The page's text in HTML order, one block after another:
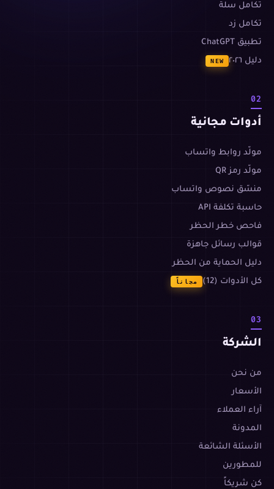
تكامل سلة
تكامل زد
تطبيق ChatGPT
دليل ٢٠٢٦
NEW
02
أدوات مجانية
مولّد روابط واتساب
مولّد رمز QR
منسّق نصوص واتساب
حاسبة تكلفة API
فاحص خطر الحظر
قوالب رسائل جاهزة
دليل الحماية من الحظر
كل الأدوات (12)
مجاناً
03
الشركة
من نحن
الأسعار
آراء العملاء
المدونة
الأسئلة الشائعة
للمطورين
كن شريكاً